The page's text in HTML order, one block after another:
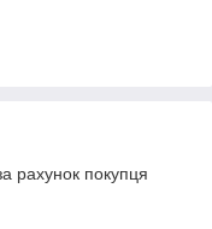
рахунок покупця